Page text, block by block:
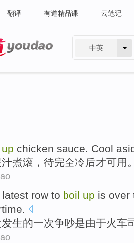
翻译 有道精品课 云笔记
中英
up chicken sauce. Cool
汁煮滚， 待完全冷后才可用
latest row to boil up is over
.
发生的一次争吵是由于火车